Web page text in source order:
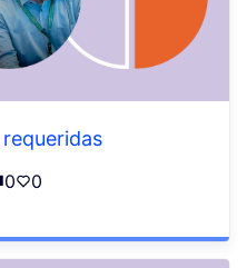
0 0